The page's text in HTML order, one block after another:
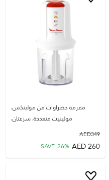
مفرمة خضراوات من مولينكس،
مولينيت متعددة، سرعتان،
349
AED
260
AED
SAVE 26%